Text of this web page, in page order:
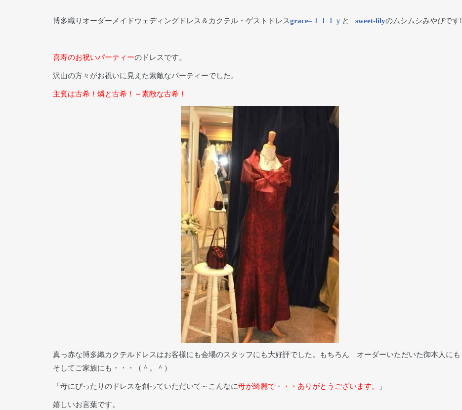
博多織りオーダーメイドウェディングドレス＆カクテル・ゲストドレスgrace– ｌｉｌ ｙ と sweet-lilyのムシムシみやびです!
喜寿のお祝いパーティーのドレスです。
沢山の方々がお祝いに見えた素敵なパーティーでした。
主賓は古希！燐と古希！～素敵な古希！
真っ赤な博多織カクテルドレスはお客様にも会場のスタッフにも大好評でした。もちろん オーダーいただいた御本人にも
そしてご家族にも・・・（＾。＾）
「母にぴったりのドレスを創っていただいて～こんなに母が綺麗で・・・ありがとうございます。 」
嬉しいお言葉です。